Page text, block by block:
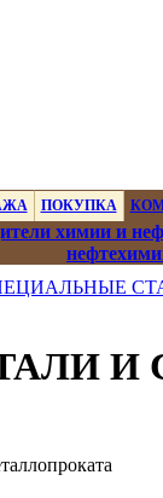
ПОКУПКА
химии и
И